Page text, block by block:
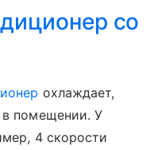
со
охлаждает,
в помещении. У
4 скорости